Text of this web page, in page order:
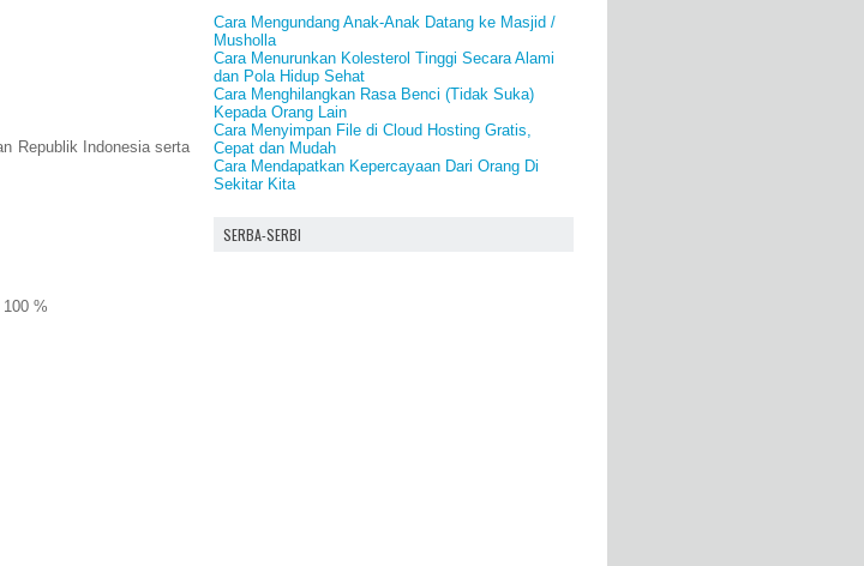
Republik Indonesia serta
%
Cara Mengundang Anak-Anak Datang ke Masjid /
Musholla
Cara Menurunkan Kolesterol Tinggi Secara Alami
dan Pola Hidup Sehat
Cara Menghilangkan Rasa Benci (Tidak Suka)
Kepada Orang Lain
Cara Menyimpan File di Cloud Hosting Gratis,
Cepat dan Mudah
Cara Mendapatkan Kepercayaan Dari Orang Di
Sekitar Kita
SERBA-SERBI